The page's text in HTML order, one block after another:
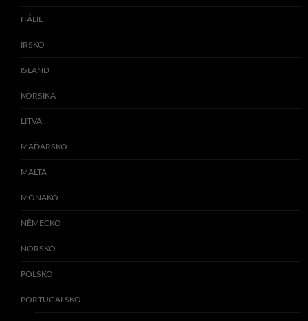
ITÁLIE
IRSKO
ISLAND
KORSIKA
LITVA
MAĎARSKO
MALTA
MONAKO
NĚMECKO
NORSKO
POLSKO
PORTUGALSKO